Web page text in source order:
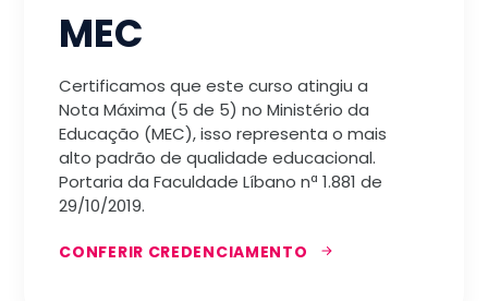
MEC
Certificamos que este curso atingiu a
Nota Máxima (5 de 5) no Ministério da
Educação (MEC), isso representa o mais
alto padrão de qualidade educacional.
Portaria da Faculdade Líbano nª 1.881 de
29/10/2019.
CONFERIR CREDENCIAMENTO